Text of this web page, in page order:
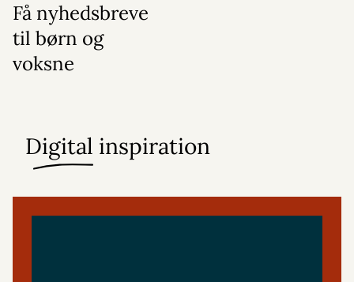
Få nyhedsbreve
til børn og
voksne
Digital inspiration